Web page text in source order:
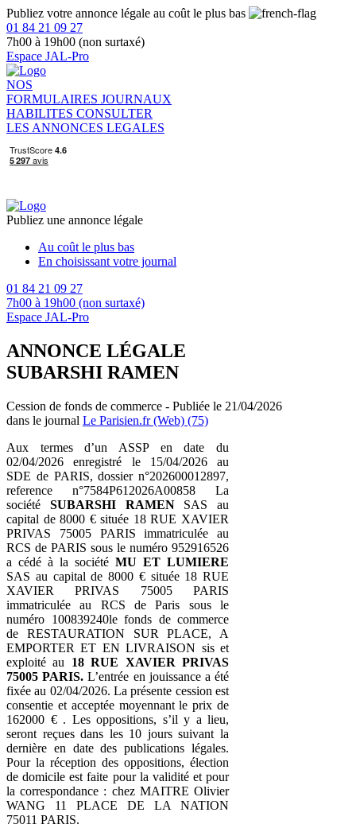
Publiez votre annonce légale au coût le plus bas
01 84 21 09 27
7h00 à 19h00 (non surtaxé)
Espace JAL-Pro
NOS
FORMULAIRES JOURNAUX
HABILITES CONSULTER
LES ANNONCES LEGALES
Publiez une annonce légale
Au coût le plus bas
En choisissant votre journal
01 84 21 09 27
7h00 à 19h00 (non surtaxé)
Espace JAL-Pro
ANNONCE LÉGALE
SUBARSHI RAMEN
Cession de fonds de commerce - Publiée le 21/04/2026
dans le journal Le Parisien.fr (Web) (75)
Aux termes d’un ASSP en date du
02/04/2026 enregistré le 15/04/2026 au
SDE de PARIS, dossier n°202600012897,
reference n°7584P612026A00858 La
société SUBARSHI RAMENSAS au
capital de 8000 € située 18 RUE XAVIER
PRIVAS 75005 PARIS immatriculée au
RCS de PARIS sous le numéro 952916526
a cédé à la société MU ET LUMIERE
SAS au capital de 8000 € située 18 RUE
XAVIER PRIVAS 75005 PARIS
immatriculée au RCS de Paris sous le
numéro 100839240le fonds de commerce
de RESTAURATION SUR PLACE, A
EMPORTER ET EN LIVRAISON sis et
exploité au 18 RUE XAVIER PRIVAS
75005 PARIS.L’entrée en jouissance a été
fixée au 02/04/2026. La présente cession est
consentie et acceptée moyennant le prix de
162000 € . Les oppositions, s’il y a lieu,
seront reçues dans les 10 jours suivant la
dernière en date des publications légales.
Pour la réception des oppositions, élection
de domicile est faite pour la validité et pour
la correspondance : chez MAITRE Olivier
WANG 11 PLACE DE LA NATION
75011 PARIS.